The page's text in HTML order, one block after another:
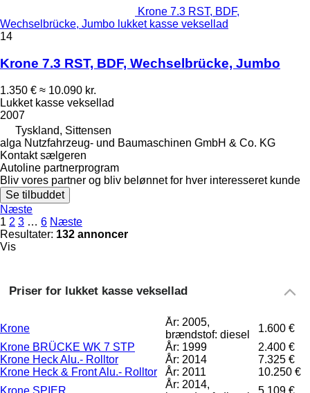
Krone 7.3 RST, BDF,
Wechselbrücke, Jumbo lukket kasse veksellad
14
Krone 7.3 RST, BDF, Wechselbrücke, Jumbo
1.350 € ≈ 10.090 kr.
Lukket kasse veksellad
2007
Tyskland, Sittensen
alga Nutzfahrzeug- und Baumaschinen GmbH & Co. KG
Kontakt sælgeren
Autoline partnerprogram
Bliv vores partner og bliv belønnet for hver interesseret kunde
Se tilbuddet
Næste
1 2 3 … 6 Næste
Resultater: 132 annoncer
Vis
Priser for lukket kasse veksellad
Krone
År: 2005,
brændstof: diesel
1.600 €
Krone BRÜCKE WK 7 STP
År: 1999
2.400 €
Krone Heck Alu.- Rolltor
År: 2014
7.325 €
Krone Heck & Front Alu.- Rolltor
År: 2011
10.250 €
Krone SPIER
År: 2014,
5.109 €